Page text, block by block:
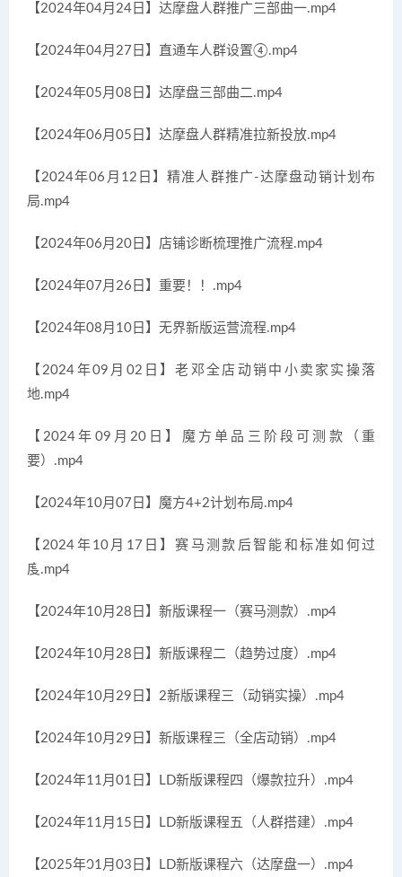
【2024年04月24日】达摩盘人群推广三部曲一.mp4
【2024年04月27日】直通车人群设置④.mp4
【2024年05月08日】达摩盘三部曲二.mp4
【2024年06月05日】达摩盘人群精准拉新投放.mp4
【2024年06月12日】精准人群推广-达摩盘动销计划布
局.mp4
【2024年06月20日】店铺诊断梳理推广流程.mp4
【2024年07月26日】重要！！.mp4
【2024年08月10日】无界新版运营流程.mp4
【2024年09月02日】老邓全店动销中小卖家实操落
地.mp4
【2024年09月20日】魔方单品三阶段可测款（重
要）.mp4
【2024年10月07日】魔方4+2计划布局.mp4
【2024年10月17日】赛马测款后智能和标准如何过
度.mp4
【2024年10月28日】新版课程一（赛马测款）.mp4
【2024年10月28日】新版课程二（趋势过度）.mp4
【2024年10月29日】2新版课程三（动销实操）.mp4
【2024年10月29日】新版课程三（全店动销）.mp4
【2024年11月01日】LD新版课程四（爆款拉升）.mp4
【2024年11月15日】LD新版课程五（人群搭建）.mp4
【2025年01月03日】LD新版课程六（达摩盘一）.mp4